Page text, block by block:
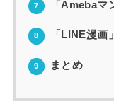
7 「Amebaマ
8 「LINE漫画
9 まとめ